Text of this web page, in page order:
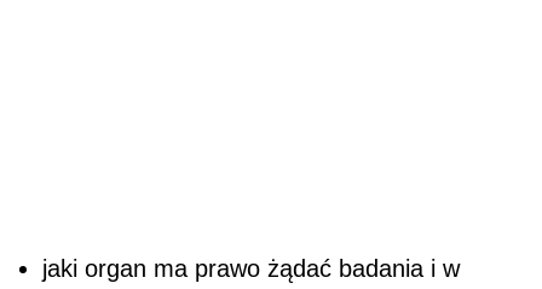
jaki organ ma prawo żądać badania i w